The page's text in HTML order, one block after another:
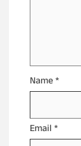
Name*
Email *